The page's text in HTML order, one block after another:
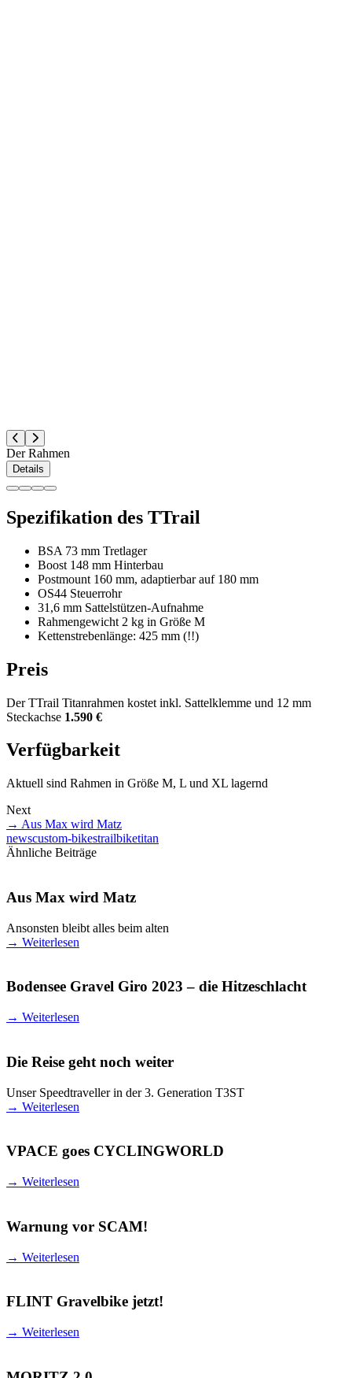
Der Rahmen
Details
Spezifikation des TTrail
BSA 73 mm Tretlager
Boost 148 mm Hinterbau
Postmount 160 mm, adaptierbar auf 180 mm
OS44 Steuerrohr
31,6 mm Sattelstützen-Aufnahme
Rahmengewicht 2 kg in Größe M
Kettenstrebenlänge: 425 mm (!!)
Preis
Der TTrail Titanrahmen kostet inkl. Sattelklemme und 12 mm
Steckachse 1.590 €
Verfügbarkeit
Aktuell sind Rahmen in Größe M, L und XL lagernd
Next
→ Aus Max wird Matz
newscustom-bikestrailbiketitan
Ähnliche Beiträge
Aus Max wird Matz
Ansonsten bleibt alles beim alten
→ Weiterlesen
Bodensee Gravel Giro 2023 – die Hitzeschlacht
→ Weiterlesen
Die Reise geht noch weiter
Unser Speedtraveller in der 3. Generation T3ST
→ Weiterlesen
VPACE goes CYCLINGWORLD
→ Weiterlesen
Warnung vor SCAM!
→ Weiterlesen
FLINT Gravelbike jetzt!
→ Weiterlesen